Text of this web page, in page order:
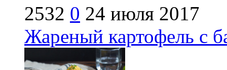
2532 0 24 июля 2017
Жареный картофель с